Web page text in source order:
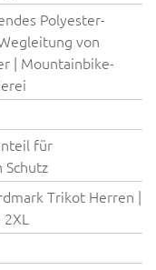
Polyester-
von
| Mountainbike-
für
Schutz
Trikot Herren |